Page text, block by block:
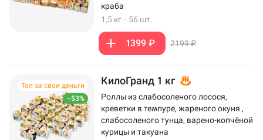
краба
1,5 кг · 56 шт.
1399 ₽ 2199 ₽
–53%
Топ за свои деньги КилоГранд 1 кг
Роллы из слабосоленого лосося,
креветки в темпуре, жареного окуня ,
слабосоленого тунца, варено-копчёной
курицы и такуана